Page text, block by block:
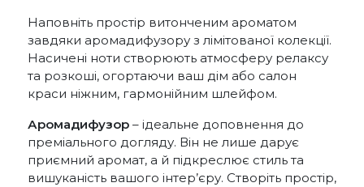
Наповніть простір витонченим ароматом
завдяки аромадифузору з лімітованої колекції.
Насичені ноти створюють атмосферу релаксу
та розкоші, огортаючи ваш дім або салон
краси ніжним, гармонійним шлейфом.
Аромадифузор – ідеальне доповнення до
преміального догляду. Він не лише дарує
приємний аромат, а й підкреслює стиль та
вишуканість вашого інтер’єру. Створіть простір,